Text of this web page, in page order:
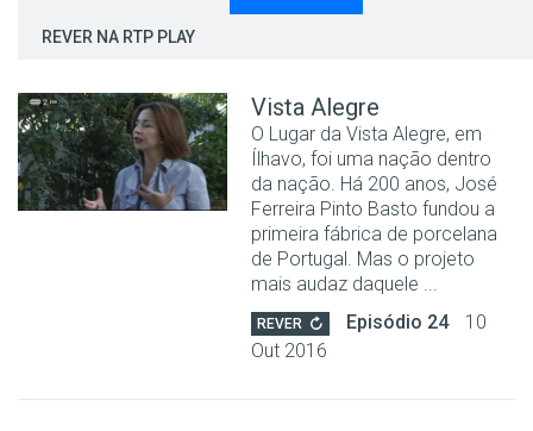
REVER NA RTP PLAY
Vista Alegre
O Lugar da Vista Alegre, em
Ílhavo, foi uma nação dentro
da nação. Há 200 anos, José
Ferreira Pinto Basto fundou a
primeira fábrica de porcelana
de Portugal. Mas o projeto
mais audaz daquele ...
REVER Episódio 24
10
Out 2016